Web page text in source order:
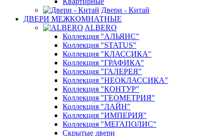
Двери - Китай
ДВЕРИ МЕЖКОМНАТНЫЕ
ALBERO
Коллекция "АЛЬЯНС"
Коллекция "STATUS"
Коллекция "КЛАССИКА"
Коллекция "ГРАФИКА"
Коллекция "ГАЛЕРЕЯ"
Коллекция "НЕОКЛАССИКА"
Коллекция "КОНТУР"
Коллекция "ГЕОМЕТРИЯ"
Коллекция "ЛАЙН"
Коллекция "ИМПЕРИЯ"
Коллекция "МЕГАПОЛИС"
Скрытые двери